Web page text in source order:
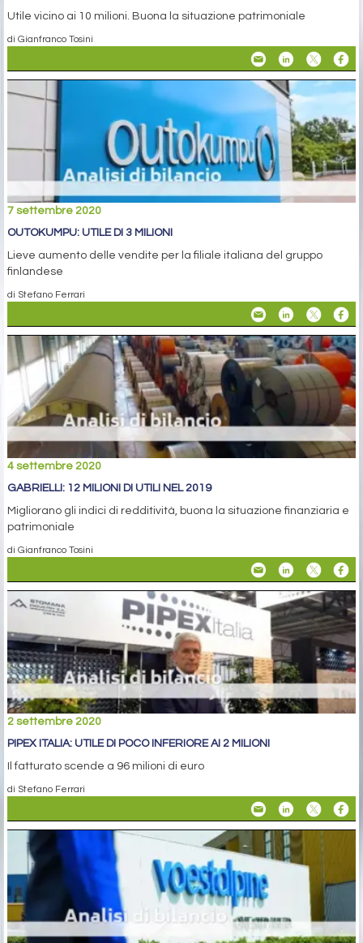
Utile vicino ai 10 milioni. Buona la situazione patrimoniale
di Gianfranco Tosini
7 settembre 2020
OUTOKUMPU: UTILE DI 3 MILIONI
Lieve aumento delle vendite per la filiale italiana del gruppo
finlandese
di Stefano Ferrari
4 settembre 2020
GABRIELLI: 12 MILIONI DI UTILI NEL 2019
Migliorano gli indici di redditività, buona la situazione finanziaria e
patrimoniale
di Gianfranco Tosini
2 settembre 2020
PIPEX ITALIA: UTILE DI POCO INFERIORE AI 2 MILIONI
Il fatturato scende a 96 milioni di euro
di Stefano Ferrari